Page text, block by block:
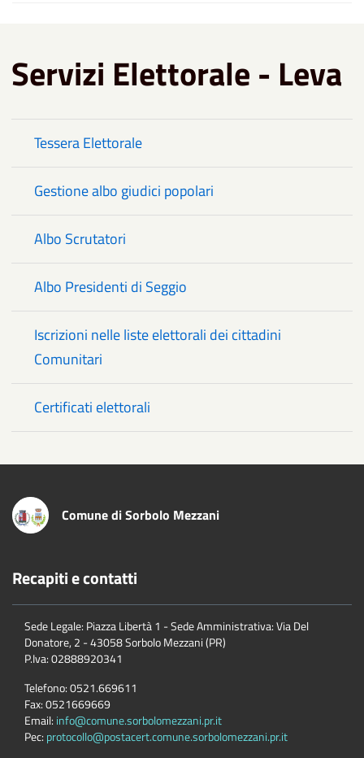
Servizi Elettorale - Leva
Tessera Elettorale
Gestione albo giudici popolari
Albo Scrutatori
Albo Presidenti di Seggio
Iscrizioni nelle liste elettorali dei cittadini
Comunitari
Certificati elettorali
Comune di Sorbolo Mezzani
Recapiti e contatti
Sede Legale: Piazza Libertà 1 - Sede Amministrativa: Via Del
Donatore, 2 - 43058 Sorbolo Mezzani (PR)
P.Iva:02888920341
Telefono:0521.669611
Fax:0521669669
Email: info@comune.sorbolomezzani.pr.it
Pec: protocollo@postacert.comune.sorbolomezzani.pr.it